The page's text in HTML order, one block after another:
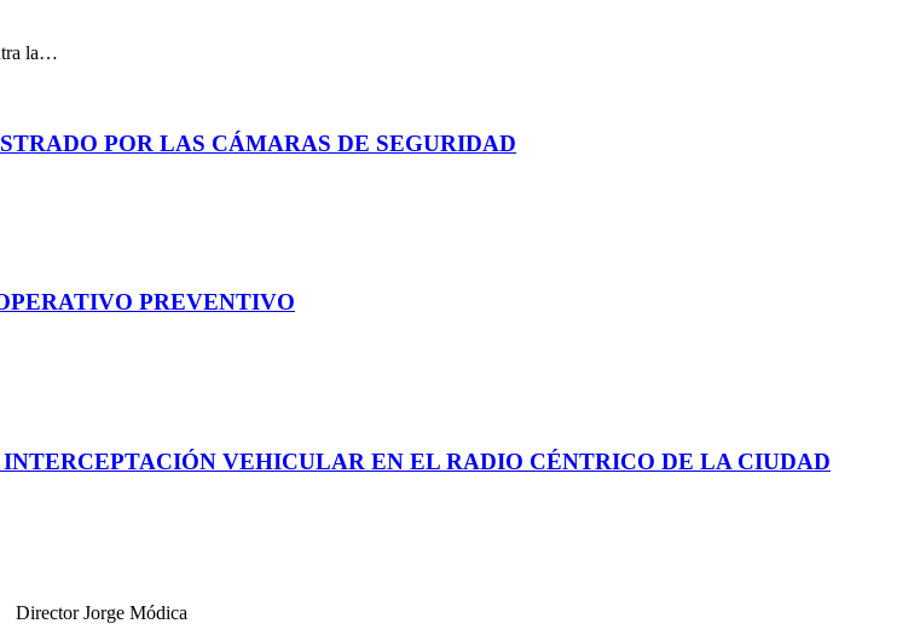
la…
POR LAS CÁMARAS DE SEGURIDAD
PREVENTIVO
VEHICULAR EN EL RADIO CÉNTRICO DE LA CIUDAD
Director Jorge Módica